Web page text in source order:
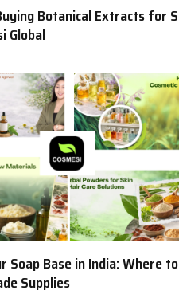
Botanical Extracts for
Global
Soap Base in India: Where
Supplies